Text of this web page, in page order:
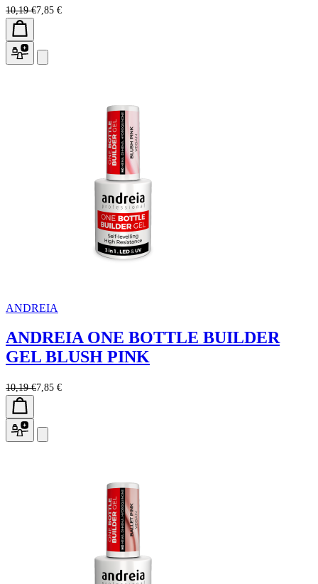
10,19 €7,85 €
ANDREIA
ANDREIA ONE BOTTLE BUILDER
GEL BLUSH PINK
10,19 €7,85 €